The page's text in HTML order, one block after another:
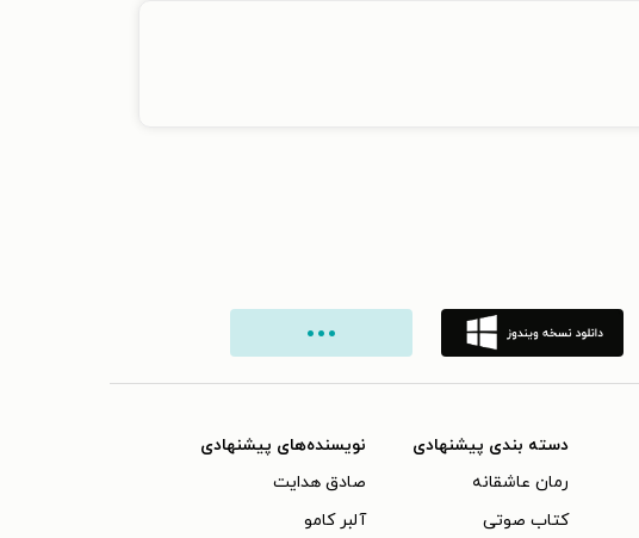
دسته بندی پیشنهادی
رمان عاشقانه
کتاب‌ صوتی
نویسنده‌های پیشنهادی
صادق هدایت
آلبر کامو